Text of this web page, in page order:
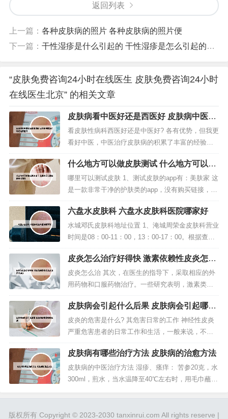
返回列表
上一篇： 各种皮肤病的照片 各种皮肤病的照片便
下一篇： 干性湿疹是什么引起的 干性湿疹是怎么引起的怎么办
“皮肤免费咨询24小时在线医生 皮肤免费咨询24小时
在线医生北京” 的相关文章
皮肤病看中医好还是西医好 皮肤病中医治
疗好还是西医好
看皮肤性病科西医好还是中医好? 各有优势，但我更
看好中医，中医治疗皮肤病的积累了丰富的经验，
其特色体现在整体观念、辨证论治，其治疗优势体
现在外病内治、内病外治，治疗方式多样性和毒副
作用少等。单纯看皮肤病首选西医的。皮肤病如果
西医处理，最大的好处是见效非常快，治疗的目的
非常明确。中医。一楼和二楼说的很...
什么地方可以做皮肤测试 什么地方可以做
皮肤测试项目
哪里可以测试皮肤 1、测试皮肤的app有：美肤家 这
是一款非常干净的护肤类的app，没有购买链接，但
是有很多护肤品的推荐以及贴心的测评。用户界面
也非常的干净，干净的交互，干净的推荐，还有真
人试用的测评等等，都非常的实用。2、支付宝皮肤
检测在城市服务里，具体操作步骤如下。打开支付
宝APP，点击首页中的...
六盘水皮肤科 六盘水皮肤科医院哪家好
水城邓氏皮肤科地址位置 1、淹城周荣金皮肤科营业
时间是08：00-11：00，13：00-17：00。根据查询
相关公开信息显示：周荣金中医皮肤专科，地址是
江苏省常州市武进区淹城常乐坊2号。2、济南皮肤
科医院有三所，通过地图查询分别为山东省皮肤病
性病防治研究所，位置是济南市槐荫区经十路27397
号。济...
皮炎怎么治疗好得快 激素依赖性皮炎怎么
治疗好得快
皮炎怎么治 其次，在医生的指导下，采取相应的外
用药物和口服药物治疗。一些研究表明，激素类药
物可以快速缓解皮炎症状，但长期使用可能会对皮
肤产生副作用，因此应该根据医生的建议使用。最
后，要避免过度搔抓。虽然皮炎会让皮肤痒痒的，
但是过度搔抓只会让症状加重。可以尝试用冷敷或
温敷的方式缓解痒痒感，或者使用一些...
皮肤病会引起什么后果 皮肤病会引起哪些
疾病
皮炎的危害是什么? 其危害日常的工作 神经性皮炎
严重危害患者的日常工作和生活，一般来说，不少
人在空气干燥的季节会出现神经皮炎症，这个时候
患者的一般日轻夜重，尤以解衣上床睡眠时为甚。
过敏性皮炎的危害过敏性皮炎常见的有接触性皮
炎、化妆品皮炎、日光性皮炎、神经性皮炎、脂溢
皮肤病有哪些治疗方法 皮肤病的治愈方法
皮肤病的中医治疗方法 湿疹、瘙痒： 苦参20克，水
300ml，煎水，当水温降至40℃左右时，用毛巾蘸液
肤病。疾病病程：神经性皮炎为慢性皮肤病，症状
版权所有 Copyright © 2023-2030 tanxinrui.com All rights reserve |